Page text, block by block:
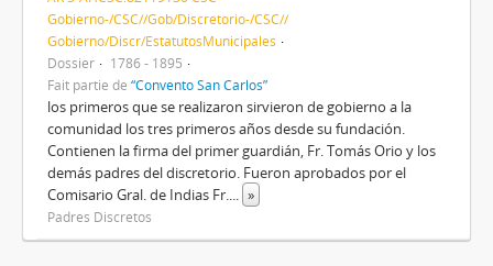
Gobierno-/CSC//Gob/Discretorio-/CSC//
Gobierno/Discr/EstatutosMunicipales
Dossier
1786 - 1895
Fait partie de “Convento San Carlos”
los primeros que se realizaron sirvieron de gobierno a la
comunidad los tres primeros años desde su fundación.
Contienen la firma del primer guardián, Fr. Tomás Orio y los
demás padres del discretorio. Fueron aprobados por el
Comisario Gral. de Indias Fr.... »
Padres Discretos